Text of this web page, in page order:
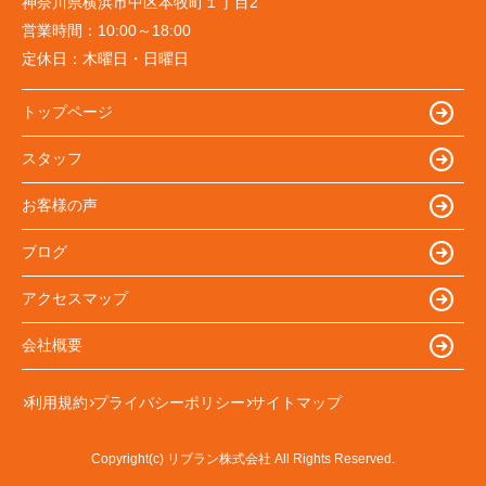
営業時間： 10:00～18:00
定休日： 木曜日・日曜日
トップページ
スタッフ
お客様の声
ブログ
アクセスマップ
会社概要
利用規約 プライバシーポリシー サイトマップ
Copyright(c) リブラン株式会社 All Rights Reserved.